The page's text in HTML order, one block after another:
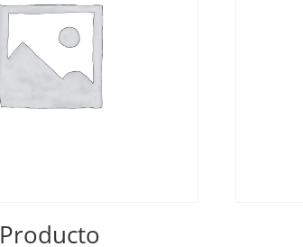
Producto